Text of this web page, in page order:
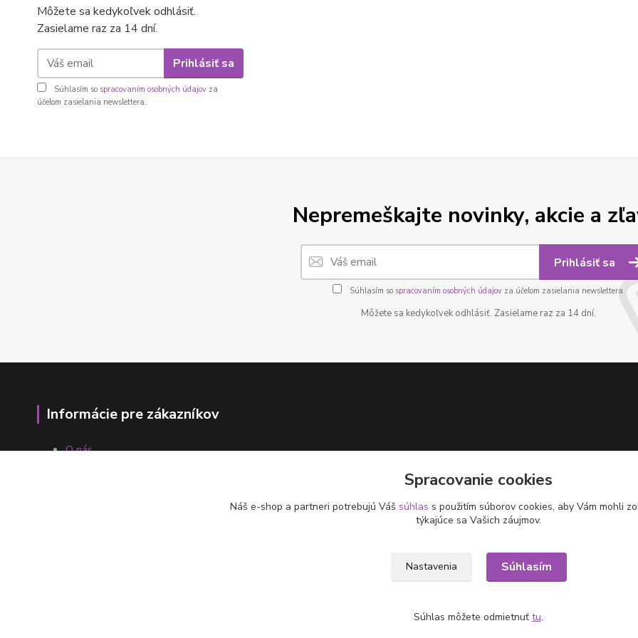
Môžete sa kedykoľvek odhlásiť.
Zasielame raz za 14 dní.
Prihlásiť sa
Súhlasím so spracovaním osobných údajov za
účelom zasielania newslettera.
Nepremeškajte novinky, akcie a
Prihlásiť sa
Súhlasím so spracovaním osobných údajovza účelom zasielania newslettera.
Môžete sa kedykoľvek odhlásiť. Zasielame raz za 14 dní.
Informácie pre zákazníkov
O nás
Spracovanie cookies
Náš e-shop a partneri potrebujú Váš súhlas s použitím súborov cookies, aby Vám mohli
týkajúce sa Vašich záujmov.
Nastavenia Súhlasím
Súhlas môžete odmietnuť tu.